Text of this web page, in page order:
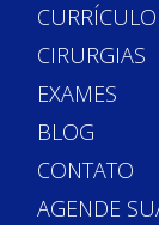
CURRÍCULO
CIRURGIAS
EXAMES
BLOG
CONTATO
AGENDE